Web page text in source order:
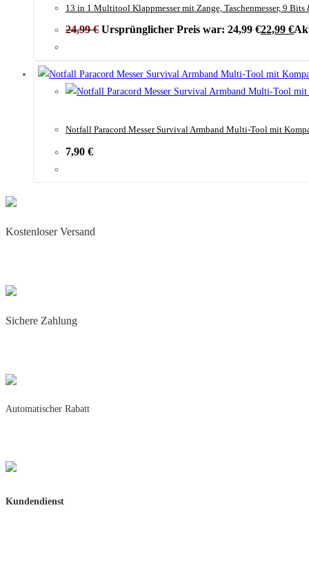
13 in 1 Multitool Klappmesser mit Zange, Taschenmesser, 9 Bits
24,99€ Ursprünglicher Preis war: 24,99 €22,99 €
Notfall Paracord Messer Survival Armband Multi-Tool mit
7,90 €
Kostenloser Versand
Sichere Zahlung
Automatischer Rabatt
Kundendienst